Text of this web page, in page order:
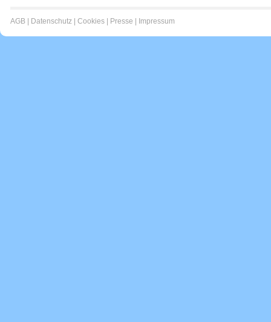
AGB Datenschutz Cookies Presse Impressum